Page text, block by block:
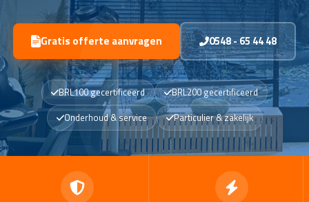
Gratis offerte aanvragen 0548 - 65 44 48
BRL100 gecertificeerd
BRL200 gecertificeerd
Onderhoud & service
Particulier & zakelijk
BRL100 & BRL200 gecertificeerd